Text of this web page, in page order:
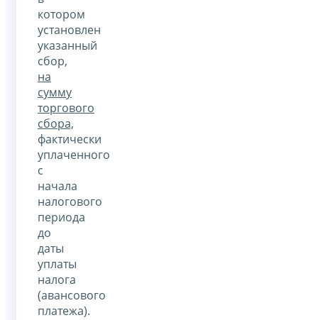
котором
установлен
указанный
сбор,
на
сумму
торгового
сбора,
фактически
уплаченного
с
начала
налогового
периода
до
даты
уплаты
налога
(авансового
платежа).